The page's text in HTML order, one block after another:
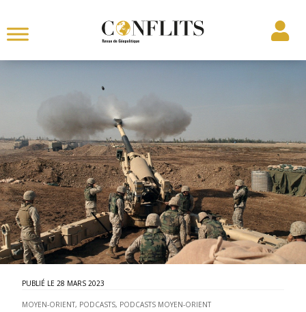
28 MARS 2023
MOYEN-ORIENT, PODCASTS, PODCASTS MOYEN-ORIENT